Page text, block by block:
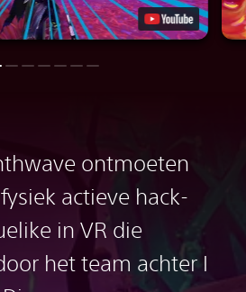
ontmoeten
actieve hack-
in VR die
het team achter I